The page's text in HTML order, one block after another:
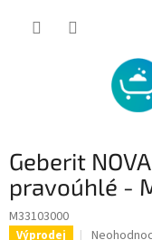
Geberit
pravoúhlé -
M33103000
Výprodej
Průměrné